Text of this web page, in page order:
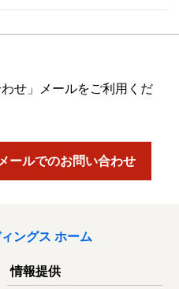
せ」メールをご利用くだ
メールでのお問い合わせ
ングス ホーム
情報提供